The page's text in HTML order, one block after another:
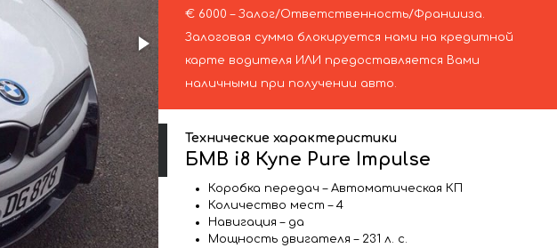
€ 6000 – Залог/Ответственность/Франшиза.
Залоговая сумма блокируется нами на кредитной
карте водителя ИЛИ предоставляется Вами
наличными при получении авто.
Технические характеристики
БМВ i8 Купе Pure Impulse
Коробка передач – Автоматическая КП
Количество мест – 4
Навигация – да
Мощность двигателя – 231 л. с.